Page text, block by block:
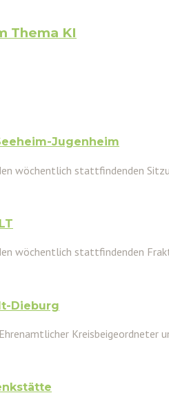
Thema KI
Jugenheim
wöchentlich stattfindenden
wöchentlich stattfindenden
Dieburg
Kreisbeigeordneter